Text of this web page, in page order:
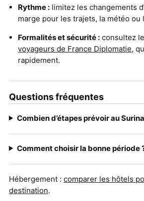
Rythme : limitez les changements
marge pour les trajets, la météo
Formalités et sécurité : consultez
voyageurs de France Diplomatie,
rapidement.
Questions fréquentes
Combien d’étapes prévoir au
Comment choisir la bonne période
Hébergement : comparer les hôtels
destination.